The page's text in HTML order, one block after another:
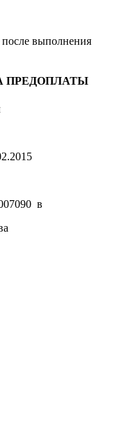
выполнения
ПРЕДОПЛАТЫ
в